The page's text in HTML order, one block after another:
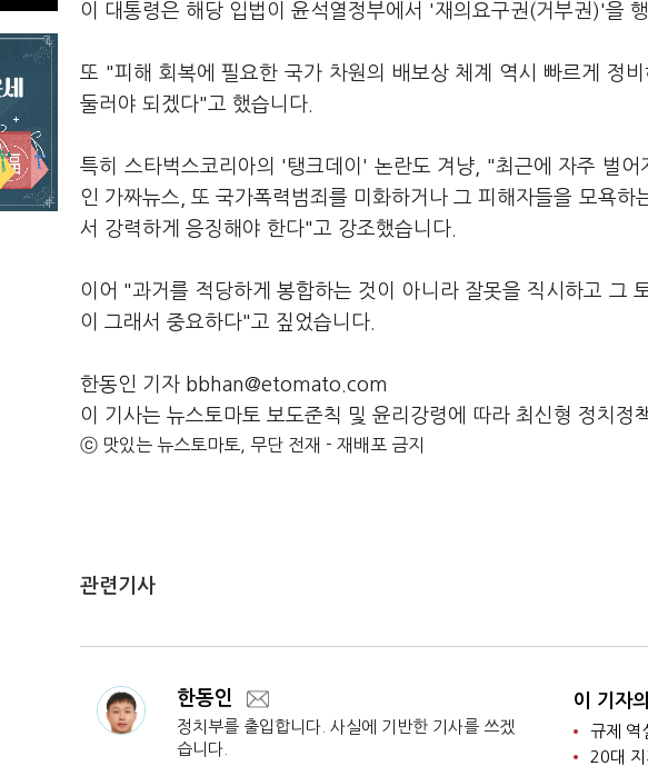
이 대통령은 해당 입법이 윤석열정부에서 '재의요구권(거부권)'을
또 "피해 회복에 필요한 국가 차원의 배보상 체계 역시 빠르게 정
둘러야 되겠다"고 했습니다.
특히 스타벅스코리아의 '탱크데이' 논란도 겨냥, "최근에 자주 벌
인 가짜뉴스, 또 국가폭력범죄를 미화하거나 그 피해자들을 모욕
서 강력하게 응징해야 한다"고 강조했습니다.
이어 "과거를 적당하게 봉합하는 것이 아니라 잘못을 직시하고 그
이 그래서 중요하다"고 짚었습니다.
한동인 기자 bbhan@etomato.com
이 기사는 뉴스토마토 보도준칙 및 윤리강령에 따라 최신형 정치정
ⓒ 맛있는 뉴스토마토, 무단 전재 - 재배포 금지
관련기사
한동인
정치부를 출입합니다. 사실에 기반한 기사를 쓰겠
습니다.
이 기자
규제 역
20대